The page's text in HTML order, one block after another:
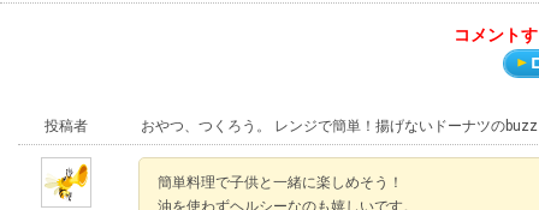
コメント
投稿者 おやつ、つくろう。 レンジで簡単！揚げないドーナツの
簡単料理で子供と一緒に楽しめそう！
油を使わずヘルシーなのも嬉しいです。